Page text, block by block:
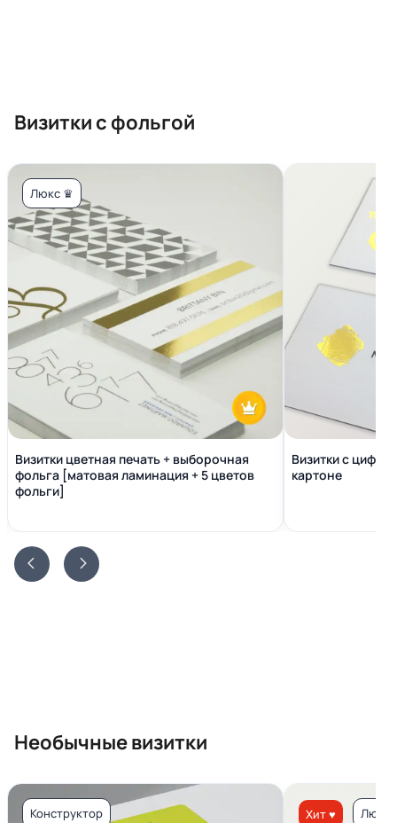
Визитки с фольгой
Люкс ♛
Визитки цветная печать + выборочная
фольга [матовая ламинация + 5 цветов
фольги]
Визитки с
картоне
Необычные визитки
Конструктор Хит ♥ Люкс